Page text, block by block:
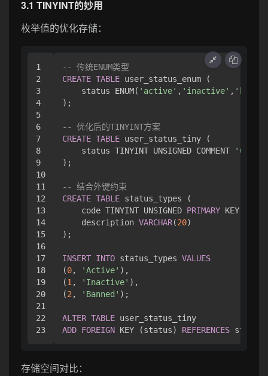
3.1 TINYINT的妙用
枚举值的优化存储：
1
2
3
4
5
6
7
8
9
10
11
12
13
14
15
16
17
18
19
20
21
22
-- 传统ENUM类型
CREATE TABLE user_status_enum (
    status ENUM(
'active' , 'inactive' ,
);
-- 优化后的TINYINT方案
CREATE TABLE user_status_tiny (
    status TINYINT UNSIGNED COMMENT
);
-- 结合外键约束
CREATE TABLE status_types (
    code TINYINT UNSIGNED
PRIMARY KEY,
    description
VARCHAR(20)
);
INSERT INTO status_types VALUES
(0, 'Active' ),
(1 , 'Inactive' ),
(2 , 'Banned' );
ALTER TABLE
ADD FOREIGN KEY (status) REFERENCES
存储空间对比：